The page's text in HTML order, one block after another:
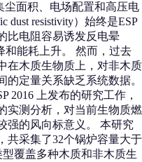
尘面积、电场配置和高压电
dust resistivity）始终是ESP
比电阻容易诱发反电晕
和能耗上升。 然而，过去
在木质生物质上，对非木质
定量关系缺乏系统数据。
2016 上发布的研究工作，
实测分析，对当前生物质燃
强的风向标意义。 本研究
共采集了32个锅炉容量大于
覆盖多种木质和非木质生